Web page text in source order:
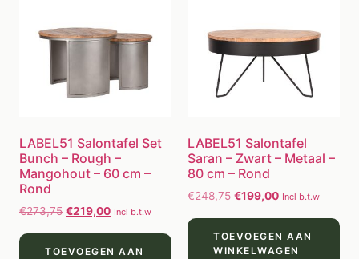
LABEL51 Salontafel Set
Bunch – Rough –
Mangohout – 60 cm –
Rond
€273,75 €219,00 Incl b.t.w
TOEVOEGEN AAN
LABEL51 Salontafel
Saran – Zwart – Metaal –
80 cm – Rond
€248,75 €199,00 Incl b.t.w
TOEVOEGEN AAN
WINKELWAGEN